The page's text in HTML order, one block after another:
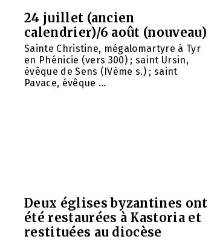
24 juillet (ancien
calendrier)/6 août (nouveau)
Sainte Christine, mégalomartyre à Tyr
en Phénicie (vers 300) ; saint Ursin,
évêque de Sens (IVème s.) ; saint
Pavace, évêque ...
Deux églises byzantines ont
été restaurées à Kastoria et
restituées au diocèse